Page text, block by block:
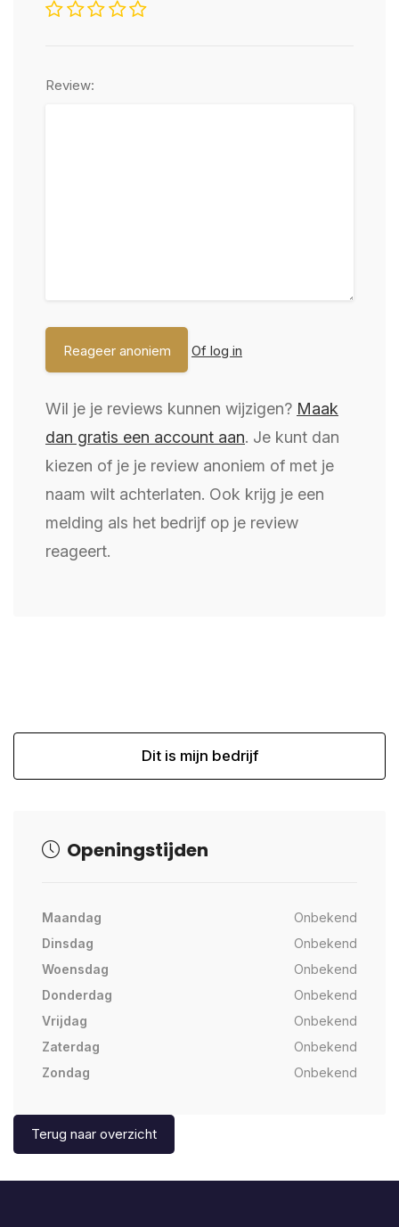
Review:
Of log in
Wil je je reviews kunnen wijzigen? Maak
dan gratis een account aan. Je kunt dan
kiezen of je je review anoniem of met je
naam wilt achterlaten. Ook krijg je een
melding als het bedrijf op je review
reageert.
Dit is mijn bedrijf
Openingstijden
Maandag
Onbekend
Dinsdag
Onbekend
Woensdag
Onbekend
Donderdag
Onbekend
Vrijdag
Onbekend
Zaterdag
Onbekend
Zondag
Onbekend
Terug naar overzicht